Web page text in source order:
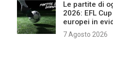
Le partite di
2026: EFL
europei in
7 Agosto 2026